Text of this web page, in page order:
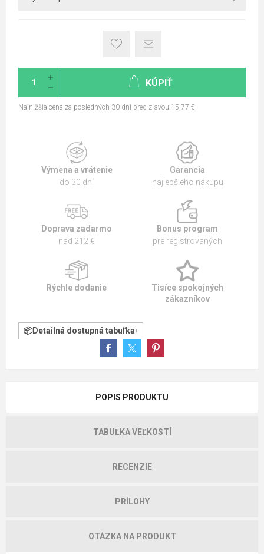
KÚPIŤ
Najnižšia cena za posledných 30 dní pred zľavou:15,77 €
Výmena a vrátenie
do 30 dní
Garancia
najlepšieho nákupu
Doprava zadarmo
nad 212 €
Bonus program
pre registrovaných
Rýchle dodanie
Tisíce spokojných
zákazníkov
Detailná dostupná tabuľka
POPIS PRODUKTU
TABUĽKA VEĽKOSTÍ
RECENZIE
PRÍLOHY
OTÁZKA NA PRODUKT